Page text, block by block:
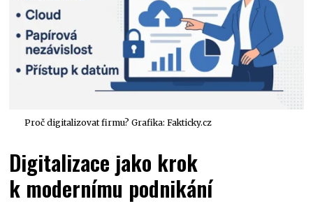
Proč digitalizovat firmu? Grafika: Fakticky.cz
Digitalizace jako krok
k modernímu podnikání